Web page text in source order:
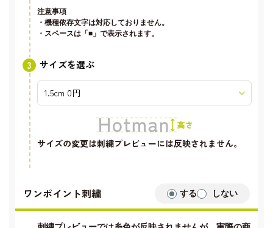
注意事項
・機種依存文字は対応しておりません。
・スペースは「■」で表示されます。
サイズを選ぶ
サイズの変更は刺繍プレビューには反映されません。
ワンポイント刺繍 する しない